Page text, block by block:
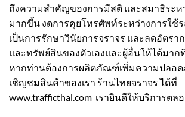
ถึงความสำคัญของการมีสติ และสมาธิระห
มากขึ้น งดการคุยโทรศัพท์ระหว่างการใช้
เป็นการรักษาวินัยการจราจร และลดอัตรา
และทรัพย์สินของตัวเองและผู้อื่นให้ได้มาก
หากท่านต้องการผลิตภัณฑ์เพิ่มความปลอด
เชิญชมสินค้าของเรา ร้านไทยจราจร ได้ที่
www.trafficthai.com เรายินดีให้บริการตล